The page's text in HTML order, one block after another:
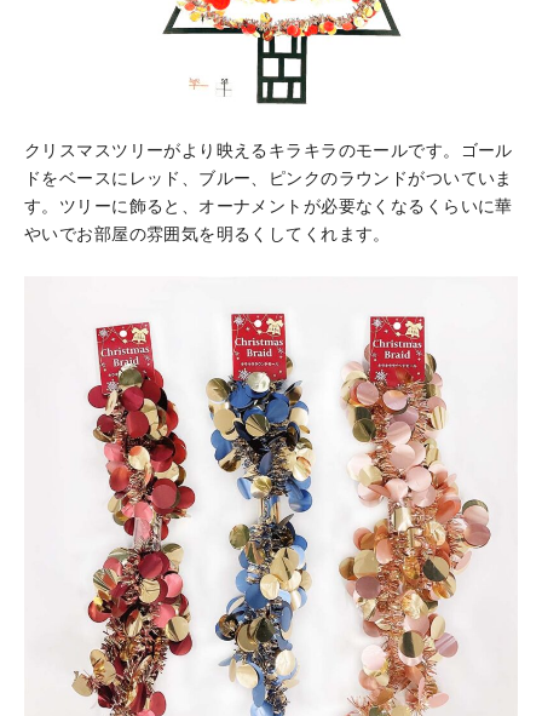
クリスマスツリーがより映えるキラキラのモールです。ゴール
ドをベースにレッド、ブルー、ピンクのラウンドがついていま
す。ツリーに飾ると、オーナメントが必要なくなるくらいに華
やいでお部屋の雰囲気を明るくしてくれます。